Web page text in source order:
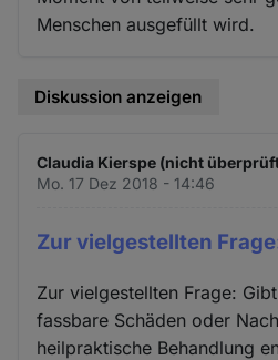
Menschen ausgefüllt wird.
Diskussion anzeigen
Claudia Kierspe (nicht
Mo. 17 Dez 2018 - 14:46
Zur vielgestellten
Zur vielgestellten Frage:
fassbare Schäden oder
heilpraktische Behandlung